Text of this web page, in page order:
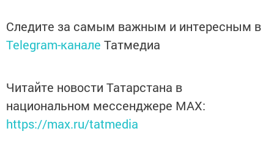
Следите за самым важным и интересным в
Telegram-канале Татмедиа
Читайте новости Татарстана в
национальном мессенджере MАХ:
https://max.ru/tatmedia